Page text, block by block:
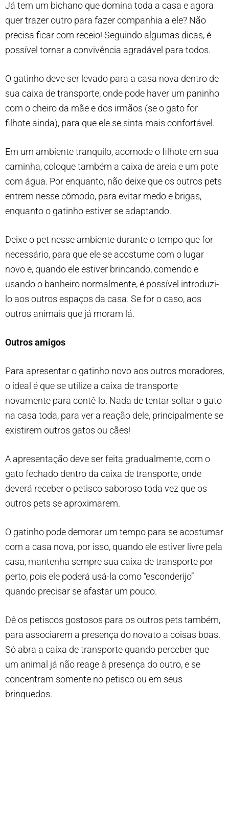
Já tem um bichano que domina toda a casa e agora
quer trazer outro para fazer companhia a ele? Não
precisa ficar com receio! Seguindo algumas dicas, é
possível tornar a convivência agradável para todos.
O gatinho deve ser levado para a casa nova dentro de
sua caixa de transporte, onde pode haver um paninho
com o cheiro da mãe e dos irmãos (se o gato for
filhote ainda), para que ele se sinta mais confortável.
Em um ambiente tranquilo, acomode o filhote em sua
caminha, coloque também a caixa de areia e um pote
com água. Por enquanto, não deixe que os outros pets
entrem nesse cômodo, para evitar medo e brigas,
enquanto o gatinho estiver se adaptando.
Deixe o pet nesse ambiente durante o tempo que for
necessário, para que ele se acostume com o lugar
novo e, quando ele estiver brincando, comendo e
usando o banheiro normalmente, é possível introduzi-
lo aos outros espaços da casa. Se for o caso, aos
outros animais que já moram lá.
Outros amigos
Para apresentar o gatinho novo aos outros moradores,
o ideal é que se utilize a caixa de transporte
novamente para contê-lo. Nada de tentar soltar o gato
na casa toda, para ver a reação dele, principalmente se
existirem outros gatos ou cães!
A apresentação deve ser feita gradualmente, com o
gato fechado dentro da caixa de transporte, onde
deverá receber o petisco saboroso toda vez que os
outros pets se aproximarem.
O gatinho pode demorar um tempo para se acostumar
com a casa nova, por isso, quando ele estiver livre pela
casa, mantenha sempre sua caixa de transporte por
perto, pois ele poderá usá-la como “esconderijo”
quando precisar se afastar um pouco.
Dê os petiscos gostosos para os outros pets também,
para associarem a presença do novato a coisas boas.
Só abra a caixa de transporte quando perceber que
um animal já não reage à presença do outro, e se
concentram somente no petisco ou em seus
brinquedos.